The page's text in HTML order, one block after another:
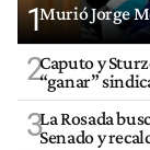
1Murió Jorge
2Caputo y
“ganar”
3La Rosada
Senado y